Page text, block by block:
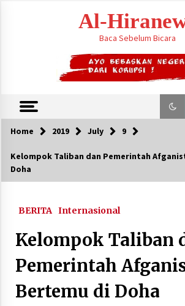
Al-
Baca Sebelum Bicara
Trending
Jelang Armuzna, Kemenhaj
Jemaah di Makkah
Kerajaan Arab Saudi
Hilal Dzul Hijjah pada Hari
Home 2019 July 9
Kelompok Taliban dan Pemerintah
Doha
BERITA Internasional
Kelompok Taliban
Pemerintah
Bertemu di Doha